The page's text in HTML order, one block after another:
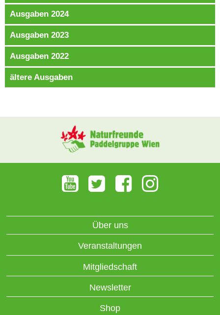
Ausgaben 2024
Ausgaben 2023
Ausgaben 2022
ältere Ausgaben
Über uns
Veranstaltungen
Mitgliedschaft
Newsletter
Shop